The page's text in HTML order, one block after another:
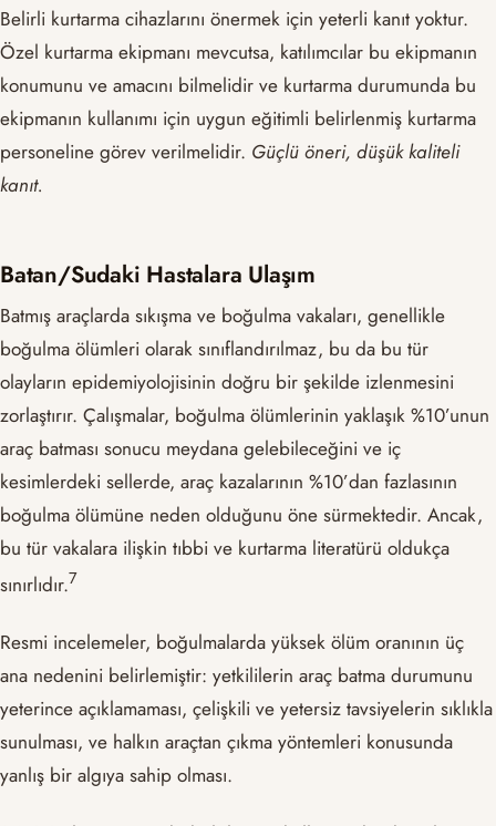
Belirli kurtarma cihazlarını önermek için yeterli kanıt yoktur.
Özel kurtarma ekipmanı mevcutsa, katılımcılar bu ekipmanın
konumunu ve amacını bilmelidir ve kurtarma durumunda bu
ekipmanın kullanımı için uygun eğitimli belirlenmiş kurtarma
personeline görev verilmelidir. Güçlü öneri, düşük kaliteli
kanıt.
Batan/Sudaki Hastalara Ulaşım
Batmış araçlarda sıkışma ve boğulma vakaları, genellikle
boğulma ölümleri olarak sınıflandırılmaz, bu da bu tür
olayların epidemiyolojisinin doğru bir şekilde izlenmesini
zorlaştırır. Çalışmalar, boğulma ölümlerinin yaklaşık %10’unun
araç batması sonucu meydana gelebileceğini ve iç
kesimlerdeki sellerde, araç kazalarının %10’dan fazlasının
boğulma ölümüne neden olduğunu öne sürmektedir. Ancak,
bu tür vakalara ilişkin tıbbi ve kurtarma literatürü oldukça
sınırlıdır.​7​
Resmi incelemeler, boğulmalarda yüksek ölüm oranının üç
ana nedenini belirlemiştir: yetkililerin araç batma durumunu
yeterince açıklamaması, çelişkili ve yetersiz tavsiyelerin sıklıkla
sunulması, ve halkın araçtan çıkma yöntemleri konusunda
yanlış bir algıya sahip olması.